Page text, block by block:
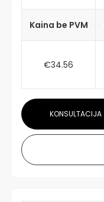
Kaina be PVM
€34.56
KONSULTACIJA